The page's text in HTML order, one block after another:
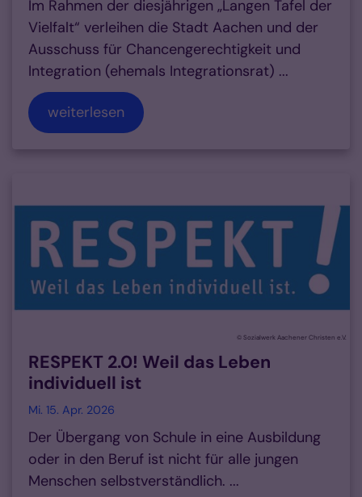
Im Rahmen der diesjährigen „Langen Tafel der
Vielfalt“ verleihen die Stadt Aachen und der
Ausschuss für Chancengerechtigkeit und
Integration (ehemals Integrationsrat) ...
weiterlesen
© Sozialwerk Aachener Christen e.V.
RESPEKT 2.0! Weil das Leben
individuell ist
Mi. 15. Apr. 2026
Der Übergang von Schule in eine Ausbildung
oder in den Beruf ist nicht für alle jungen
Menschen selbstverständlich. ...